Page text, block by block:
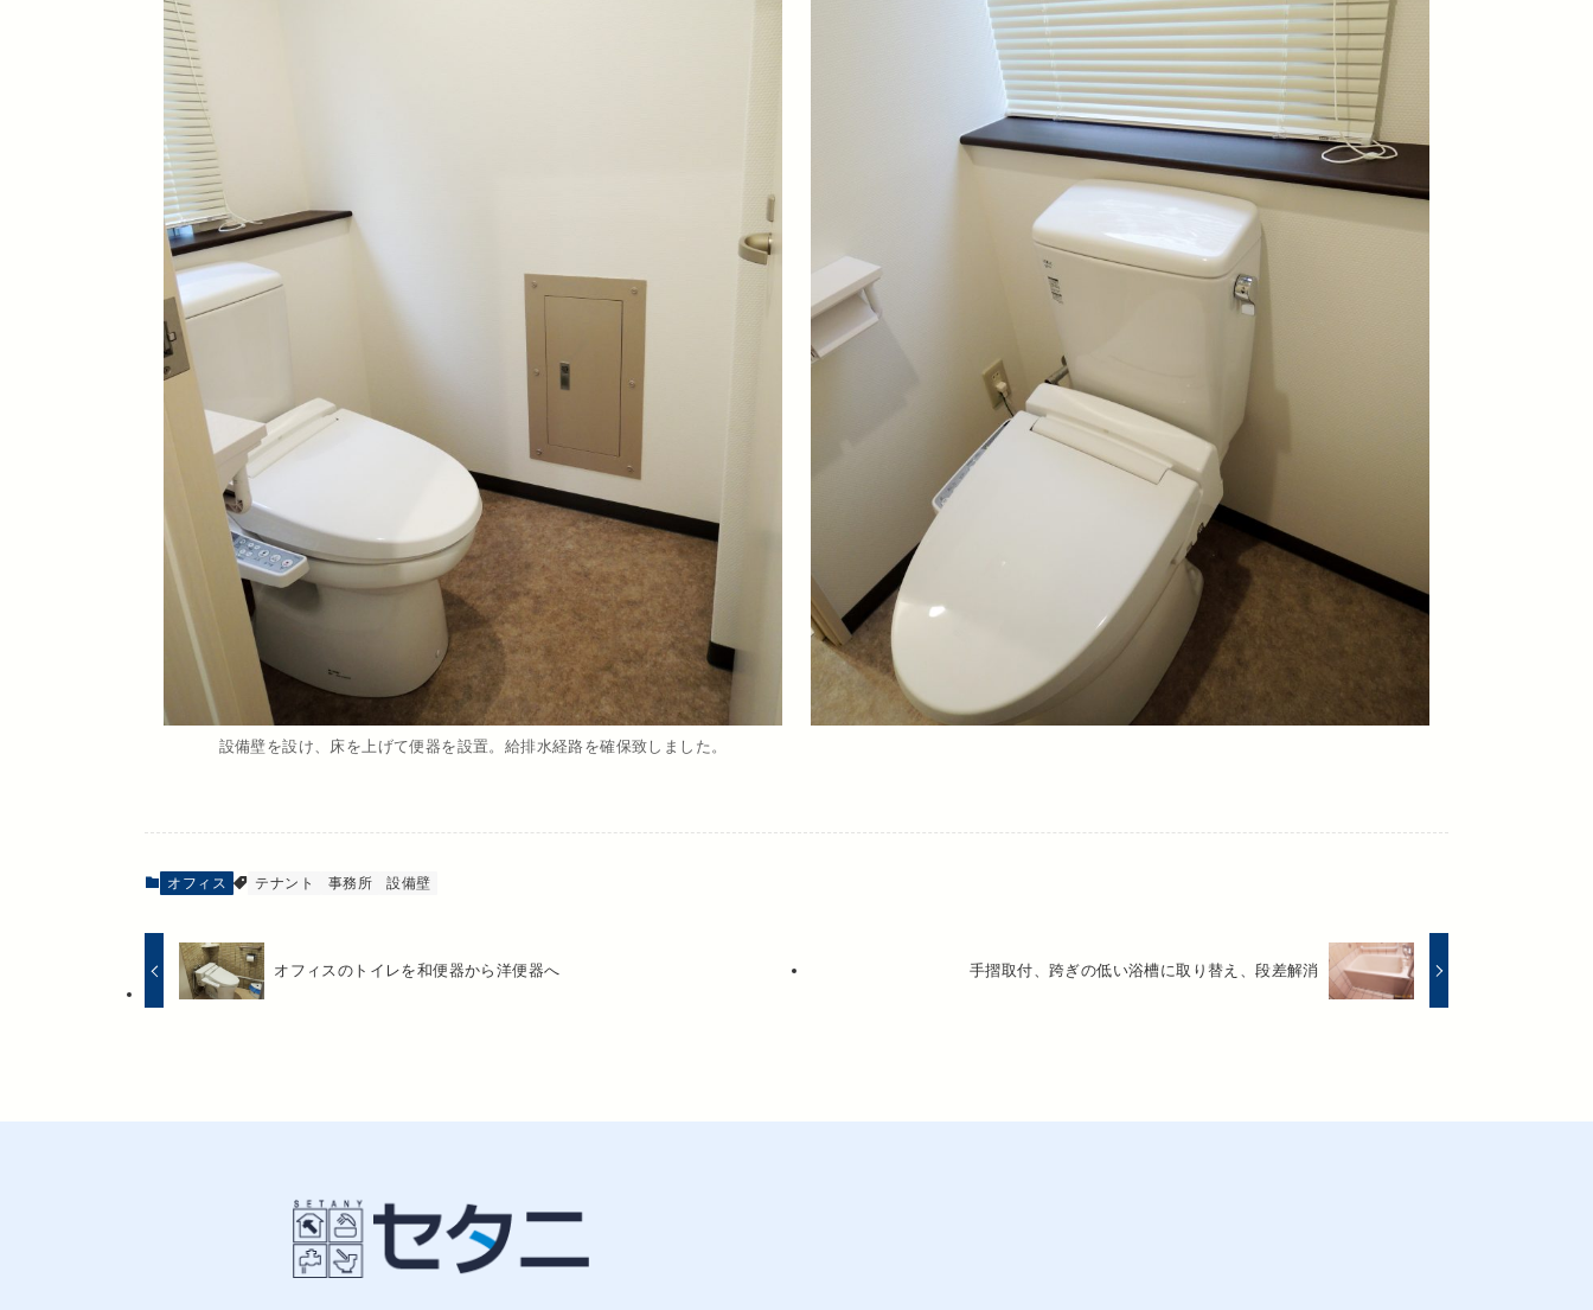
設備壁を設け、床を上げて便器を設置。給排水経路を確保致しました。
オフィス テナント 事務所 設備壁
オフィスのトイレを和便器から洋便器へ 手摺取付、跨ぎの低い浴槽に取り替え、段差解消